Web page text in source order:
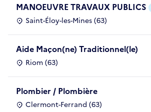
MANOEUVRE TRAVAUX PUBLICS
Saint-Éloy-les-Mines (63)
Aide Maçon(ne) Traditionnel(le)
Riom (63)
Plombier / Plombière
Clermont-Ferrand (63)